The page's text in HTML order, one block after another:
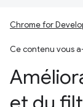
Chrome for
Ce contenu vous